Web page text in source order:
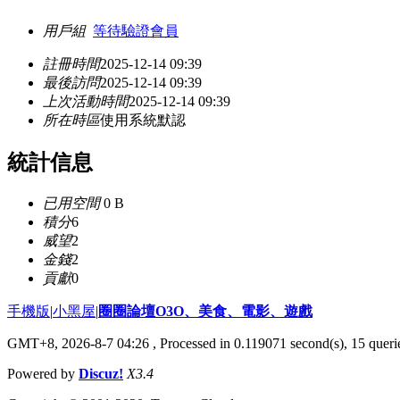
用戶組 等待驗證會員
註冊時間2025-12-14 09:39
最後訪問2025-12-14 09:39
上次活動時間2025-12-14 09:39
所在時區使用系統默認
統計信息
已用空間0 B
積分6
威望2
金錢2
貢獻0
手機版|小黑屋|圈圈論壇O3O、美食、電影、遊戲
GMT+8, 2026-8-7 04:26 , Processed in 0.119071 second(s), 15
Powered by Discuz! X3.4